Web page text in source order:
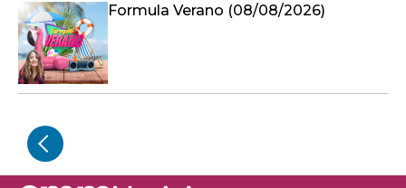
Formula Verano (08/08/2026)